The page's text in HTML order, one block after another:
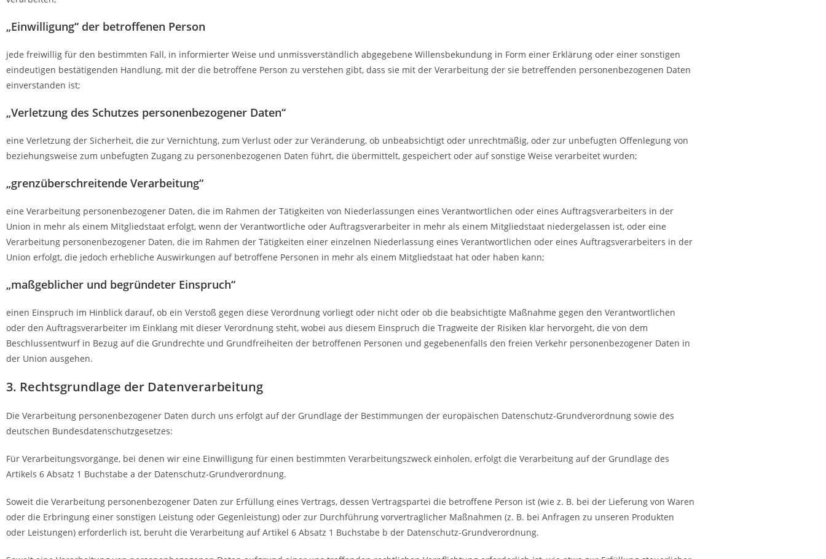
„Einwilligung“ der betroffenen Person
jede freiwillig für den bestimmten Fall, in informierter Weise und unmissverständlich abgegebene Willensbekundung in Form einer Erklärung oder einer sonstigen
eindeutigen bestätigenden Handlung, mit der die betroffene Person zu verstehen gibt, dass sie mit der Verarbeitung der sie betreffenden personenbezogenen Daten
einverstanden ist;
„Verletzung des Schutzes personenbezogener Daten“
eine Verletzung der Sicherheit, die zur Vernichtung, zum Verlust oder zur Veränderung, ob unbeabsichtigt oder unrechtmäßig, oder zur unbefugten Offenlegung von
beziehungsweise zum unbefugten Zugang zu personenbezogenen Daten führt, die übermittelt, gespeichert oder auf sonstige Weise verarbeitet wurden;
„grenzüberschreitende Verarbeitung“
eine Verarbeitung personenbezogener Daten, die im Rahmen der Tätigkeiten von Niederlassungen eines Verantwortlichen oder eines Auftragsverarbeiters in der
Union in mehr als einem Mitgliedstaat erfolgt, wenn der Verantwortliche oder Auftragsverarbeiter in mehr als einem Mitgliedstaat niedergelassen ist, oder eine
Verarbeitung personenbezogener Daten, die im Rahmen der Tätigkeiten einer einzelnen Niederlassung eines Verantwortlichen oder eines Auftragsverarbeiters in der
Union erfolgt, die jedoch erhebliche Auswirkungen auf betroffene Personen in mehr als einem Mitgliedstaat hat oder haben kann;
„maßgeblicher und begründeter Einspruch“
einen Einspruch im Hinblick darauf, ob ein Verstoß gegen diese Verordnung vorliegt oder nicht oder ob die beabsichtigte Maßnahme gegen den Verantwortlichen
oder den Auftragsverarbeiter im Einklang mit dieser Verordnung steht, wobei aus diesem Einspruch die Tragweite der Risiken klar hervorgeht, die von dem
Beschlussentwurf in Bezug auf die Grundrechte und Grundfreiheiten der betroffenen Personen und gegebenenfalls den freien Verkehr personenbezogener Daten in
der Union ausgehen.
3. Rechtsgrundlage der Datenverarbeitung
Die Verarbeitung personenbezogener Daten durch uns erfolgt auf der Grundlage der Bestimmungen der europäischen Datenschutz-Grundverordnung sowie des
deutschen Bundesdatenschutzgesetzes:
Für Verarbeitungsvorgänge, bei denen wir eine Einwilligung für einen bestimmten Verarbeitungszweck einholen, erfolgt die Verarbeitung auf der Grundlage des
Artikels 6 Absatz 1 Buchstabe a der Datenschutz-Grundverordnung.
Soweit die Verarbeitung personenbezogener Daten zur Erfüllung eines Vertrags, dessen Vertragspartei die betroffene Person ist (wie z. B. bei der Lieferung von Waren
oder die Erbringung einer sonstigen Leistung oder Gegenleistung) oder zur Durchführung vorvertraglicher Maßnahmen (z. B. bei Anfragen zu unseren Produkten
oder Leistungen) erforderlich ist, beruht die Verarbeitung auf Artikel 6 Absatz 1 Buchstabe b der Datenschutz-Grundverordnung.